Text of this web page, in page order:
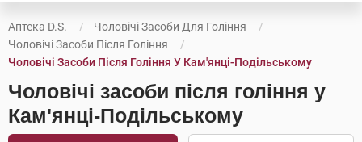
Аптека D.S.
Чоловічі Засоби Для Гоління
Чоловічі Засоби Після Гоління
Чоловічі Засоби Після Гоління У Кам'янці-Подільському
Чоловічі засоби після гоління у
Кам'янці-Подільському